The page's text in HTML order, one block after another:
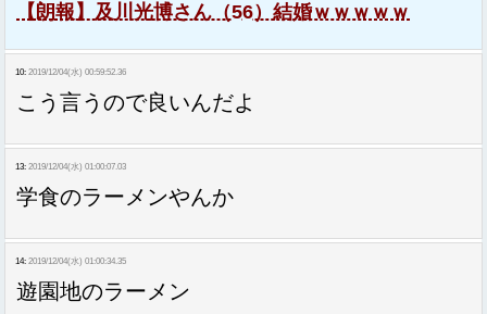
【朗報】及川光博さん（56）結婚ｗｗｗｗｗ
10: 2019/12/04(水) 00:59:52.36
こう言うので良いんだよ
13: 2019/12/04(水) 01:00:07.03
学食のラーメンやんか
14: 2019/12/04(水) 01:00:34.35
遊園地のラーメン